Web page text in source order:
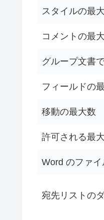
スタイルの最
コメントの最
グループ文書
フィールドの
移動の最大数
許可される最
Word のファイ
宛先リストの